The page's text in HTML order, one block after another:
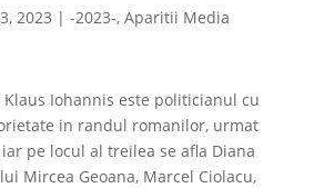
2023 | -2023-, Aparitii Media
Klaus Iohannis este politicianul cu
in randul romanilor, urmat
pe locul al treilea se afla Diana
Mircea Geoana, Marcel Ciolacu,